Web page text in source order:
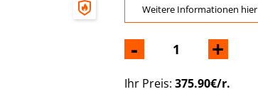
Weitere Informationen hier
- +
Ihr Preis: 375.90€/r.